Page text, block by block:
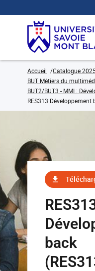
Accueil Catalogue
BUT Métiers du
BUT2/BUT3 - MMI :
RES313 Développement
back